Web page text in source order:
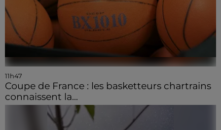
11h47
Coupe de France : les basketteurs chartrains
connaissent la...